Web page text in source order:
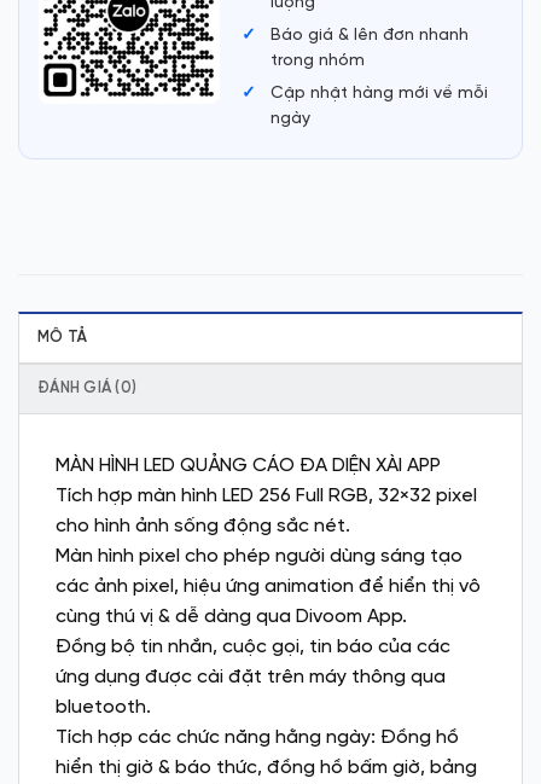
Báo giá & lên đơn nhanh
trong nhóm
Cập nhật hàng mới về mỗi
ngày
MÔ TẢ
ĐÁNH GIÁ (0)
MÀN HÌNH LED QUẢNG CÁO ĐA DIỆN XÀI APP
Tích hợp màn hình LED 256 Full RGB, 32×32 pixel
cho hình ảnh sống động sắc nét.
Màn hình pixel cho phép người dùng sáng tạo
các ảnh pixel, hiệu ứng animation để hiển thị vô
cùng thú vị & dễ dàng qua Divoom App.
Đồng bộ tin nhắn, cuộc gọi, tin báo của các
ứng dụng được cài đặt trên máy thông qua
bluetooth.
Tích hợp các chức năng hằng ngày: Đồng hồ
hiển thị giờ & báo thức, đồng hồ bấm giờ, bảng